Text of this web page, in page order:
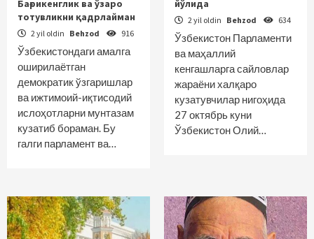
Бағрикенглик ва ўзаро
тотувликни қадрлайман
2 yil oldin Behzod 916
Ўзбекистондаги амалга
оширилаётган
демократик ўзгаришлар
ва ижтимоий-иқтисодий
ислоҳотларни мунтазам
кузатиб бораман. Бу
галги парламент ва…
йўлида
2 yil oldin Behzod 634
Ўзбекистон Парламенти
ва маҳаллий
кенгашларга сайловлар
жараёни халқаро
кузатувчилар нигоҳида
27 октябрь куни
Ўзбекистон Олий…